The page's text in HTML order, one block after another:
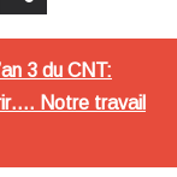
3 du CNT:
Notre travail